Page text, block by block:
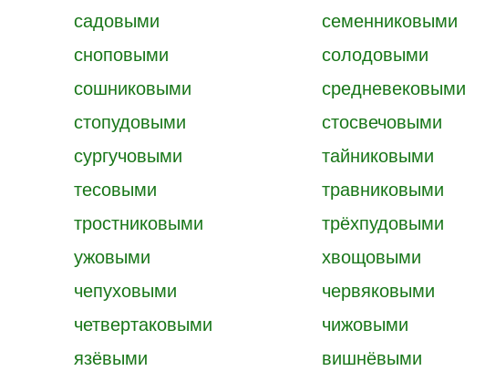
садовыми семенниковыми
сноповыми солодовыми
сошниковыми средневековыми
стопудовыми стосвечовыми
сургучовыми тайниковыми
тесовыми травниковыми
тростниковыми трёхпудовыми
ужовыми хвощовыми
чепуховыми червяковыми
четвертаковыми чижовыми
язёвыми вишнёвыми